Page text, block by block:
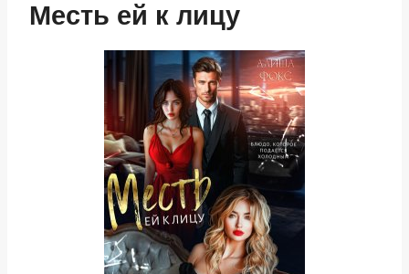
Месть ей к лицу